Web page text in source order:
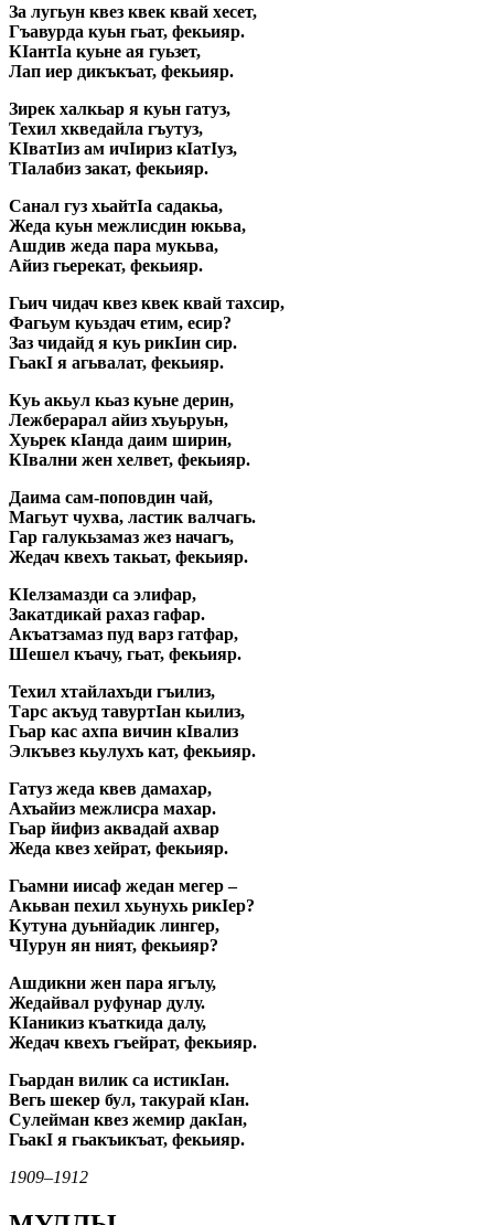
За лугьун квез квек квай хесет,
Гъавурда куьн гьат, фекьияр.
КIантIа куьне ая гуьзет,
Лап иер дикъкъат, фекьияр.
Зирек халкьар я куьн гатуз,
Техил хкведайла гъутуз,
КIватIиз ам ичIириз кIатIуз,
ТIалабиз закат, фекьияр.
Санал гуз хьайтIа садакьа,
Жеда куьн межлисдин юкьва,
Ашдив жеда пара мукьва,
Айиз гьерекат, фекьияр.
Гьич чидач квез квек квай тахсир,
Фагьум куьздач етим, есир?
Заз чидайд я куь рикIин сир.
ГьакI я агьвалат, фекьияр.
Куь акьул кьаз куьне дерин,
Лежберарал айиз хъуьруьн,
Хуьрек кIанда даим ширин,
КIвални жен хелвет, фекьияр.
Даима сам-поповдин чай,
Магьут чухва, ластик валчагь.
Гар галукьзамаз жез начагъ,
Жедач квехъ такьат, фекьияр.
КIелзамазди са элифар,
Закатдикай рахаз гафар.
Акъатзамаз пуд варз гатфар,
Шешел къачу, гьат, фекьияр.
Техил хтайлахъди гъилиз,
Тарс акъуд тавуртIан кьилиз,
Гьар кас ахпа вичин кIвализ
Элкъвез кьулухъ кат, фекьияр.
Гатуз жеда квев дамахар,
Ахъайиз межлисра махар.
Гьар йифиз аквадай ахвар
Жеда квез хейрат, фекьияр.
Гьамни иисаф жедан мегер –
Акьван пехил хьунухь рикIер?
Кутуна дуьнйадик лингер,
ЧIурун ян ният, фекьияр?
Ашдикни жен пapa ягълу,
Жедайвал руфунар дулу.
КIаникиз къаткида далу,
Жедач квехъ гъейрат, фекьияр.
Гьардан вилик са истикIан.
Вегь шекер бул, такурай кIан.
Сулейман квез жемир дакIан,
ГьакI я гьакъикъат, фекьияр.
1909–1912